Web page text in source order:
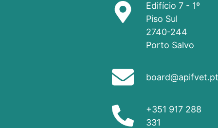
Edifício 7 - 1º
Piso Sul
2740-244
Porto Salvo
+351 917 288
331